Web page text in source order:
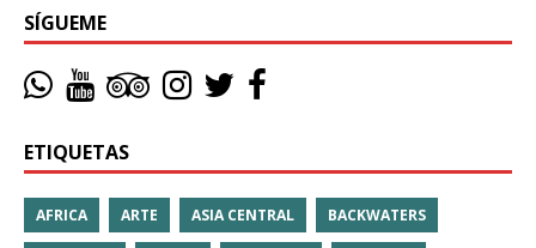
SÍGUEME
ETIQUETAS
AFRICA ARTE ASIA CENTRAL BACKWATERS